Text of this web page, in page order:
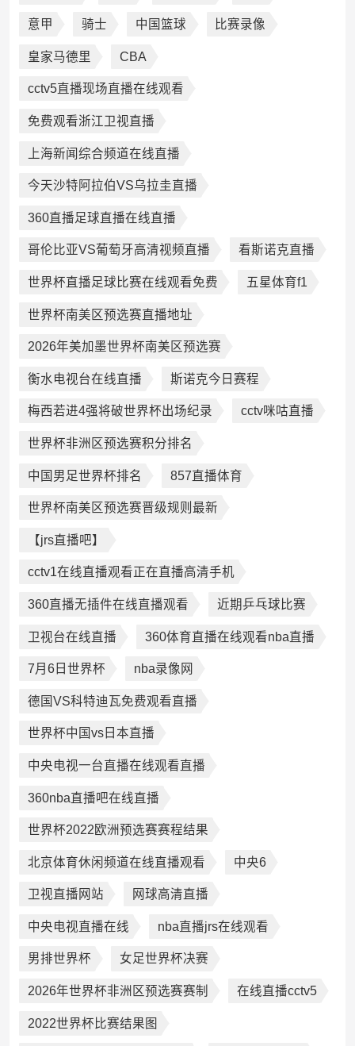
意甲 骑士 中国篮球 比赛录像
皇家马德里 CBA
cctv5直播现场直播在线观看
免费观看浙江卫视直播
上海新闻综合频道在线直播
今天沙特阿拉伯VS乌拉圭直播
360直播足球直播在线直播
哥伦比亚VS葡萄牙高清视频直播 看斯诺克直播
世界杯直播足球比赛在线观看免费 五星体育f1
世界杯南美区预选赛直播地址
2026年美加墨世界杯南美区预选赛
衡水电视台在线直播 斯诺克今日赛程
梅西若进4强将破世界杯出场纪录 cctv咪咕直播
世界杯非洲区预选赛积分排名
中国男足世界杯排名 857直播体育
世界杯南美区预选赛晋级规则最新
【jrs直播吧】
cctv1在线直播观看正在直播高清手机
360直播无插件在线直播观看 近期乒乓球比赛
卫视台在线直播 360体育直播在线观看nba直播
7月6日世界杯 nba录像网
德国VS科特迪瓦免费观看直播
世界杯中国vs日本直播
中央电视一台直播在线观看直播
360nba直播吧在线直播
世界杯2022欧洲预选赛赛程结果
北京体育休闲频道在线直播观看 中央6
卫视直播网站 网球高清直播
中央电视直播在线 nba直播jrs在线观看
男排世界杯 女足世界杯决赛
2026年世界杯非洲区预选赛赛制 在线直播cctv5
2022世界杯比赛结果图